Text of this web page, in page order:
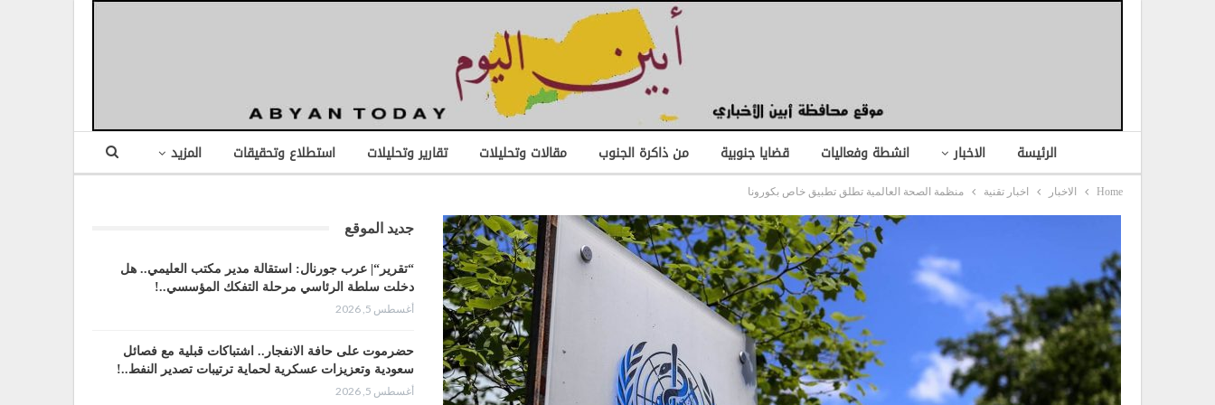
الرئيسة الاخبار انشطة وفعاليات قضايا جنوبية من ذاكرة الجنوب مقالات وتحليلات تقارير وتحليلات استطلاع وتحقيقات المزيد
Home الاخبار اخبار تقنية منظمة الصحة العالمية تطلق تطبيق خاص بكورونا
جديد الموقع
“تقرير“| عرب جورنال: استقالة مدير مكتب العليمي.. هل
دخلت سلطة الرئاسي مرحلة التفكك المؤسسي..!
أغسطس 5, 2026
حضرموت على حافة الانفجار.. اشتباكات قبلية مع فصائل
سعودية وتعزيزات عسكرية لحماية ترتيبات تصدير النفط..!
أغسطس 5, 2026